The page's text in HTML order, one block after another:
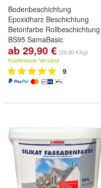
Bodenbeschichtung
Epoxidharz Beschichtung
Betonfarbe Rollbeschichtung
BS95 SamaBasic
Garagenfarbe Werkstattboden
Betonbeschichtung
Estrichversiegelung Epoxy
Epoxid
ab 29,90 € (29,90 €/kg)
Kostenloser Versand
9